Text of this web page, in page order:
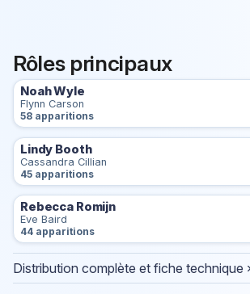
Rôles principaux
Noah Wyle
Flynn Carson
58 apparitions
Lindy Booth
Cassandra Cillian
45 apparitions
Rebecca Romijn
Eve Baird
44 apparitions
Distribution complète et fiche technique